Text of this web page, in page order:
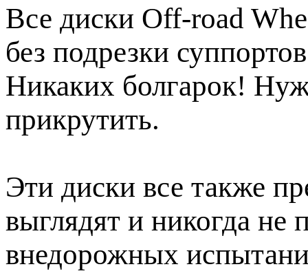
Все диски Off-road
без подрезки
Никаких болгарок!
прикрутить.
Эти диски все также
выглядят и никогда не
внедорожных